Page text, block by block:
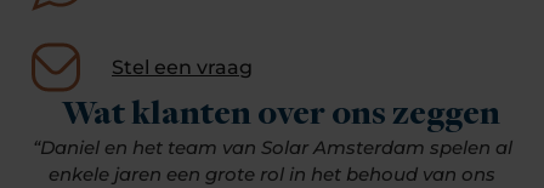
Wat klanten over ons zeggen
“Daniel en het team van Solar Amsterdam spelen al
enkele jaren een grote rol in het behoud van ons
Stel een vraag